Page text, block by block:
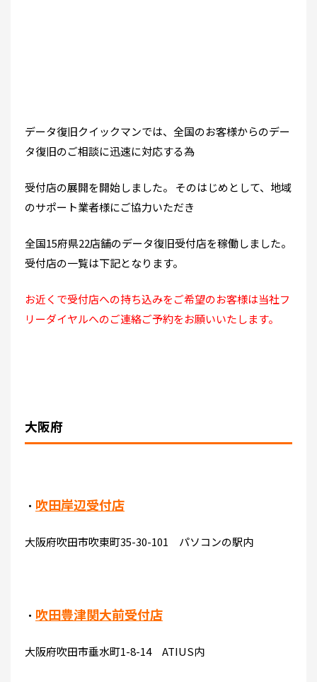
データ復旧クイックマンでは、全国のお客様からのデー
タ復旧のご相談に迅速に対応する為
受付店の展開を開始しました。 そのはじめとして、地域
のサポート業者様にご協力いただき
全国15府県22店舗のデータ復旧受付店を稼働しました。
受付店の一覧は下記となります。
お近くで受付店への持ち込みをご希望のお客様は当社フ
リーダイヤルへのご連絡ご予約をお願いいたします。
大阪府
・ 吹田岸辺受付店
大阪府吹田市吹東町35-30-101 パソコンの駅内
・ 吹田豊津関大前受付店
大阪府吹田市垂水町1-8-14 ATIUS内